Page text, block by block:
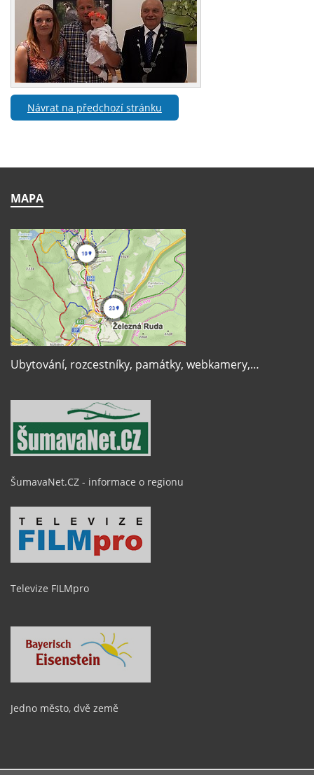
Návrat na předchozí stránku
MAPA
Ubytování, rozcestníky, památky, webkamery,…
ŠumavaNet.CZ - informace o regionu
Televize FILMpro
Jedno město, dvě země